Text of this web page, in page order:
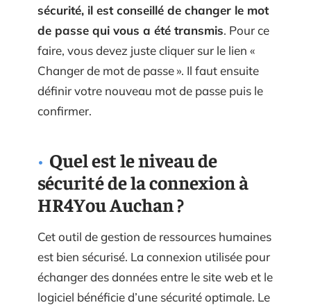
sécurité, il est conseillé de changer le mot
de passe qui vous a été transmis. Pour ce
faire, vous devez juste cliquer sur le lien «
Changer de mot de passe ». Il faut ensuite
définir votre nouveau mot de passe puis le
confirmer.
Quel est le niveau de
sécurité de la connexion à
HR4You Auchan ?
Cet outil de gestion de ressources humaines
est bien sécurisé. La connexion utilisée pour
échanger des données entre le site web et le
logiciel bénéficie d’une sécurité optimale. Le